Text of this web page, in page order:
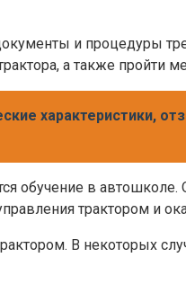
и процедуры
а также пройти
характеристики,
обучение в автошколе.
трактором и
В некоторых